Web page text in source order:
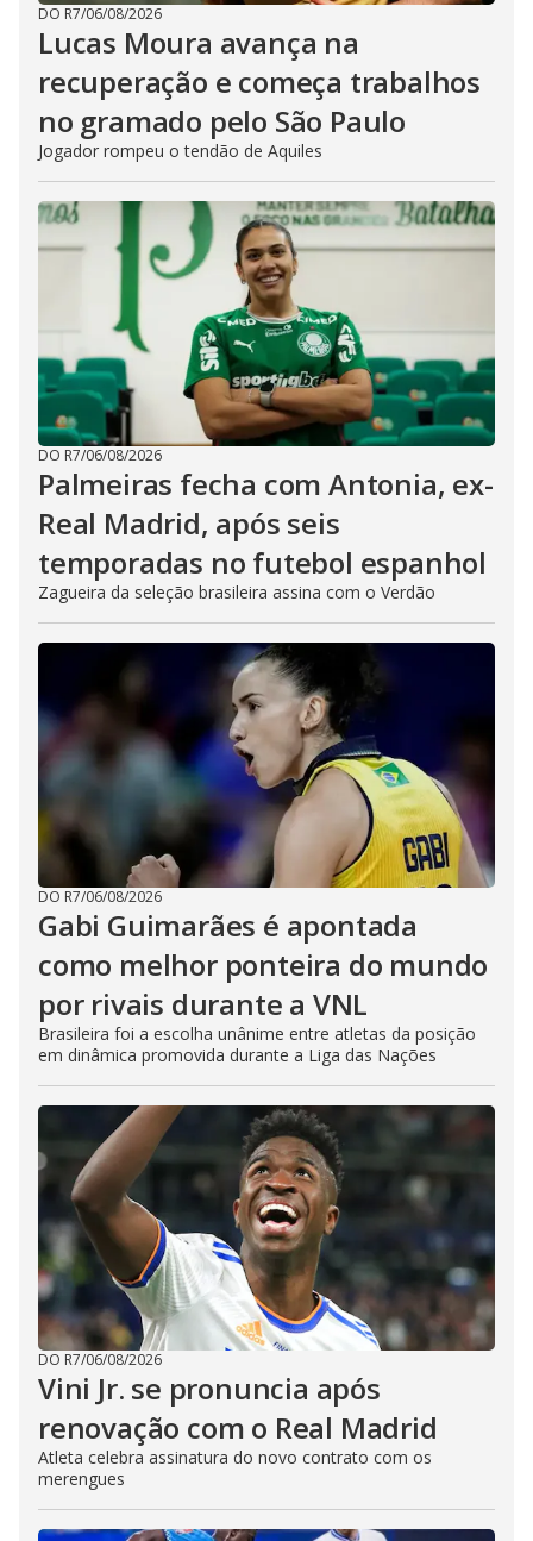
DO R7/06/08/2026
Lucas Moura avança na
recuperação e começa trabalhos
no gramado pelo São Paulo
Jogador rompeu o tendão de Aquiles
DO R7/06/08/2026
Palmeiras fecha com Antonia, ex-
Real Madrid, após seis
temporadas no futebol espanhol
Zagueira da seleção brasileira assina com o Verdão
DO R7/06/08/2026
Gabi Guimarães é apontada
como melhor ponteira do mundo
por rivais durante a VNL
Brasileira foi a escolha unânime entre atletas da posição
em dinâmica promovida durante a Liga das Nações
DO R7/06/08/2026
Vini Jr. se pronuncia após
renovação com o Real Madrid
Atleta celebra assinatura do novo contrato com os
merengues